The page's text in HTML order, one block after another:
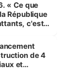
« Ce que
République
c'est
de 4
et